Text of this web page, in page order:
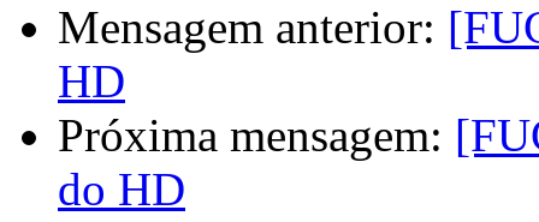
Mensagem anterior:
HD
Próxima mensagem:
do HD